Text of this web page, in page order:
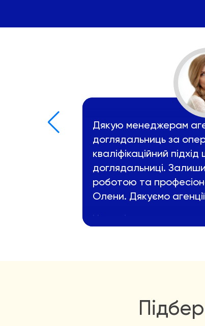
Дякую менеджерам
доглядальниць за
кваліфікаційний
доглядальниці.
роботою та
Олени. Дякуємо
Наталія